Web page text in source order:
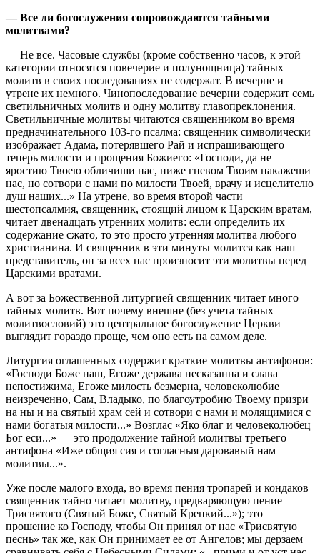
— Все ли богослужения сопровождаются тайными
молитвами?
— Не все. Часовые службы (кроме собственно часов, к этой
категории относятся повечерие и полунощница) тайных
молитв в своих последованиях не содержат. В вечерне и
утрене их немного. Чинопоследование вечерни содержит семь
светильничных молитв и одну молитву главопреклонения.
Светильничные молитвы читаются священником во время
предначинательного 103-го псалма: священник символически
изображает Адама, потерявшего Рай и испрашивающего
теперь милости и прощения Божиего: «Господи, да не
яростию Твоею обличиши нас, ниже гневом Твоим накажеши
нас, но сотвори с нами по милости Твоей, врачу и исцелителю
душ наших...» На утрене, во время второй части
шестопсалмия, священник, стоящий лицом к Царским вратам,
читает двенадцать утренних молитв: если определить их
содержание сжато, то это просто утренняя молитва любого
христианина. И священник в эти минуты молится как наш
представитель, он за всех нас произносит эти молитвы перед
Царскими вратами.
А вот за Божественной литургией священник читает много
тайных молитв. Вот почему внешне (без учета тайных
молитвословий) это центральное богослужение Церкви
выглядит гораздо проще, чем оно есть на самом деле.
Литургия оглашенных содержит краткие молитвы антифонов:
«Господи Боже наш, Егоже держава несказанна и слава
непостижима, Егоже милость безмерна, человеколюбие
неизреченно, Сам, Владыко, по благоутробию Твоему призри
на ны и на святый храм сей и сотвори с нами и молящимися с
нами богатыя милости...» Возглас «Яко благ и человеколюбец
Бог еси...» — это продолжение тайной молитвы третьего
антифона «Иже общия сия и согласныя даровавый нам
молитвы...».
Уже после малого входа, во время пения тропарей и кондаков
священник тайно читает молитву, предваряющую пение
Трисвятого (Святый Боже, Святый Крепкий...»); это
прошение ко Господу, чтобы Он принял от нас «Трисвятую
песнь» так же, как Он принимает ее от Ангелов; мы дерзаем